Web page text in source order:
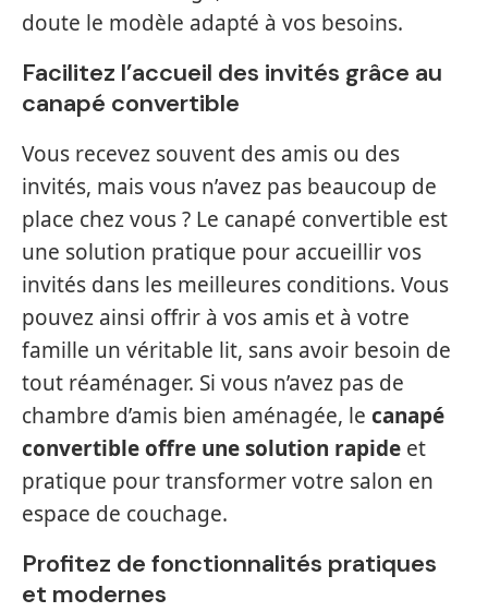
doute le modèle adapté à vos besoins.
Facilitez l’accueil des invités grâce au
canapé convertible
Vous recevez souvent des amis ou des
invités, mais vous n’avez pas beaucoup de
place chez vous ? Le canapé convertible est
une solution pratique pour accueillir vos
invités dans les meilleures conditions. Vous
pouvez ainsi offrir à vos amis et à votre
famille un véritable lit, sans avoir besoin de
tout réaménager. Si vous n’avez pas de
chambre d’amis bien aménagée, le canapé
convertible offre une solution rapide et
pratique pour transformer votre salon en
espace de couchage.
Profitez de fonctionnalités pratiques
et modernes